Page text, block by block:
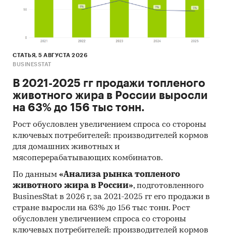
СТАТЬЯ, 5 АВГУСТА 2026
BUSINESSTAT
В 2021-2025 гг продажи топленого
животного жира в России выросли
на 63% до 156 тыс тонн.
Рост обусловлен увеличением спроса со стороны
ключевых потребителей: производителей кормов
для домашних животных и
мясоперерабатывающих комбинатов.
По данным «Анализа рынка топленого
животного жира в России», подготовленного
BusinesStat в 2026 г, за 2021-2025 гг его продажи в
стране выросли на 63% до 156 тыс тонн. Рост
обусловлен увеличением спроса со стороны
ключевых потребителей: производителей кормов